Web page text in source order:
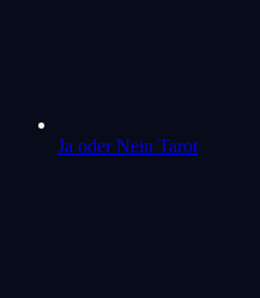
Ja oder Nein Tarot